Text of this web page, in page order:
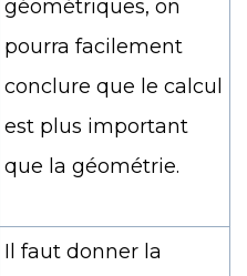
géométriques, on
pourra facilement
conclure que le calcul
est plus important
que la géométrie.
Il faut donner la